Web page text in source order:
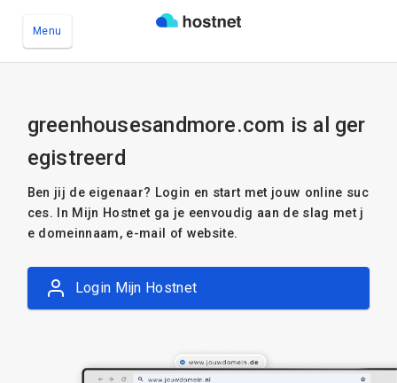
Menu
greenhousesandmore.com is al ger
egistreerd
Ben jij de eigenaar? Login en start met jouw online suc
ces. In Mijn Hostnet ga je eenvoudig aan de slag met j
e domeinnaam, e-mail of website.
Login Mijn Hostnet